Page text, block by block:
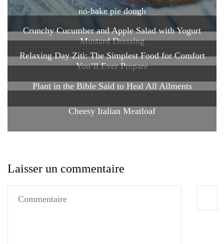
no-bake pie dough
Crunchy Cucumber and Apple Salad with Yogurt
Mustard Dressing
Relaxing Day Ziti: The Simplest Food for Comfort
You’ll Ever Prepare
Plant in the Bible Said to Heal All Ailments
Cheesy Italian Meatloaf
Laisser un commentaire